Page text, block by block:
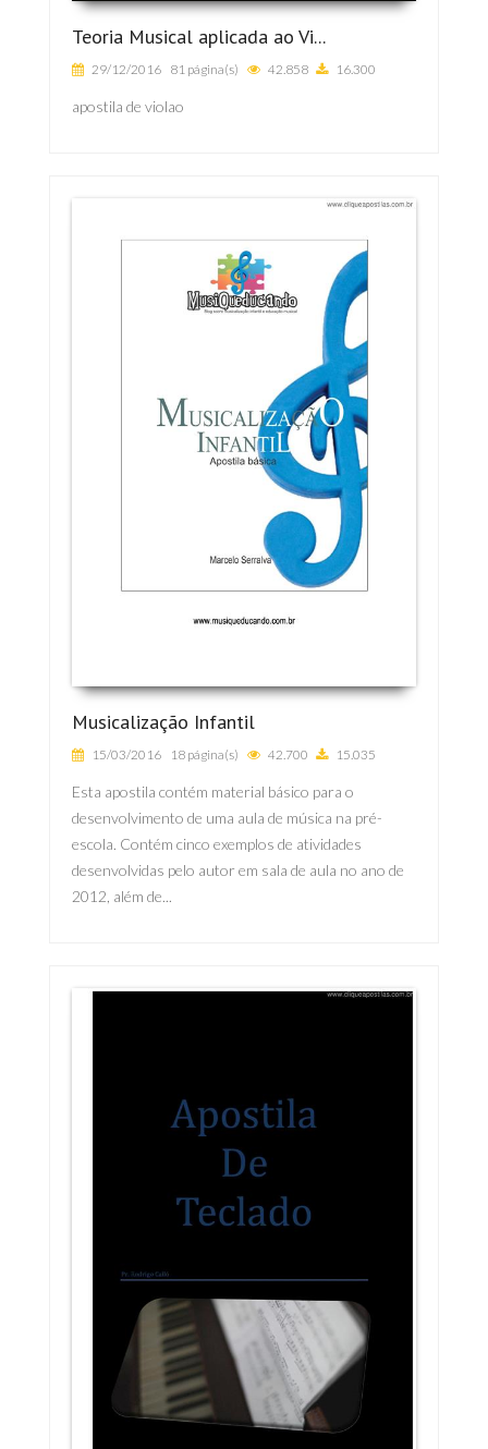
Teoria Musical aplicada ao Vi...
29/12/2016 81 página(s) 42.858 16.300
apostila de violao
Musicalização Infantil
15/03/2016 18 página(s) 42.700 15.035
Esta apostila contém material básico para o
desenvolvimento de uma aula de música na pré-
escola. Contém cinco exemplos de atividades
desenvolvidas pelo autor em sala de aula no ano de
2012, além de...